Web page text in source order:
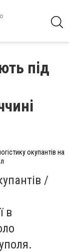
під
окупантів на
/
в